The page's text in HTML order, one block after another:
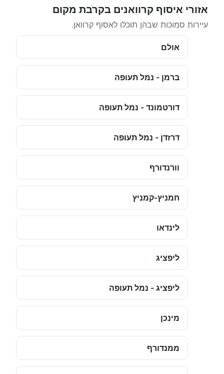
אזורי איסוף קרוואנים בקרבת מקום
עיירות סמוכות שבהן תוכלו לאסוף קרוואן.
אולם
ברמן - נמל תעופה
דורטמונד - נמל תעופה
דרזדן - נמל תעופה
וורנדורף
חמניץ-קמניץ
לינדאו
ליפציג
ליפציג - נמל תעופה
מינכן
ממנדורף